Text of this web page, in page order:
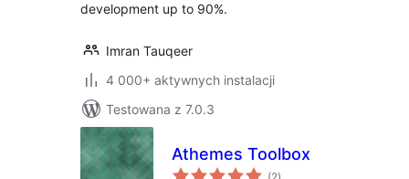
development up to 90%.
Imran Tauqeer
4 000+ aktywnych instalacji
Testowana z 7.0.3
Athemes Toolbox
wszystkich